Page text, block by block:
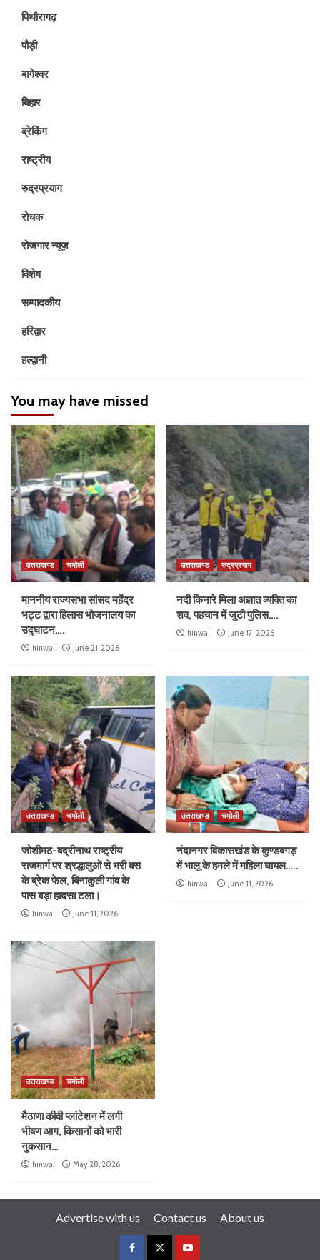
पिथौरागढ़
पौड़ी
बागेश्वर
बिहार
ब्रेकिंग
राष्ट्रीय
रुद्रप्रयाग
रोचक
रोजगार न्यूज़
विशेष
सम्पादकीय
हरिद्वार
हल्द्वानी
You may have missed
उत्तराखण्ड चमोली
माननीय राज्यसभा सांसद महेंद्र
भट्ट द्वारा हिलास भोजनालय का
उद्घाटन….
hinwali June 21, 2026
उत्तराखण्ड रुद्रप्रयाग
नदी किनारे मिला अज्ञात व्यक्ति का
शव, पहचान में जुटी पुलिस….
hinwali June 17, 2026
उत्तराखण्ड चमोली
जोशीमठ-बद्रीनाथ राष्ट्रीय
राजमार्ग पर श्रद्धालुओं से भरी बस
के ब्रेक फेल, बिनाकुली गांव के
पास बड़ा हादसा टला।
hinwali June 11, 2026
उत्तराखण्ड चमोली
नंदानगर विकासखंड के कुण्डबगड़
में भालू के हमले में महिला घायल…..
hinwali June 11, 2026
उत्तराखण्ड चमोली
मैठाणा कीवी प्लांटेशन में लगी
भीषण आग, किसानों को भारी
नुकसान…
hinwali May 28, 2026
Advertise with us Contact us About us